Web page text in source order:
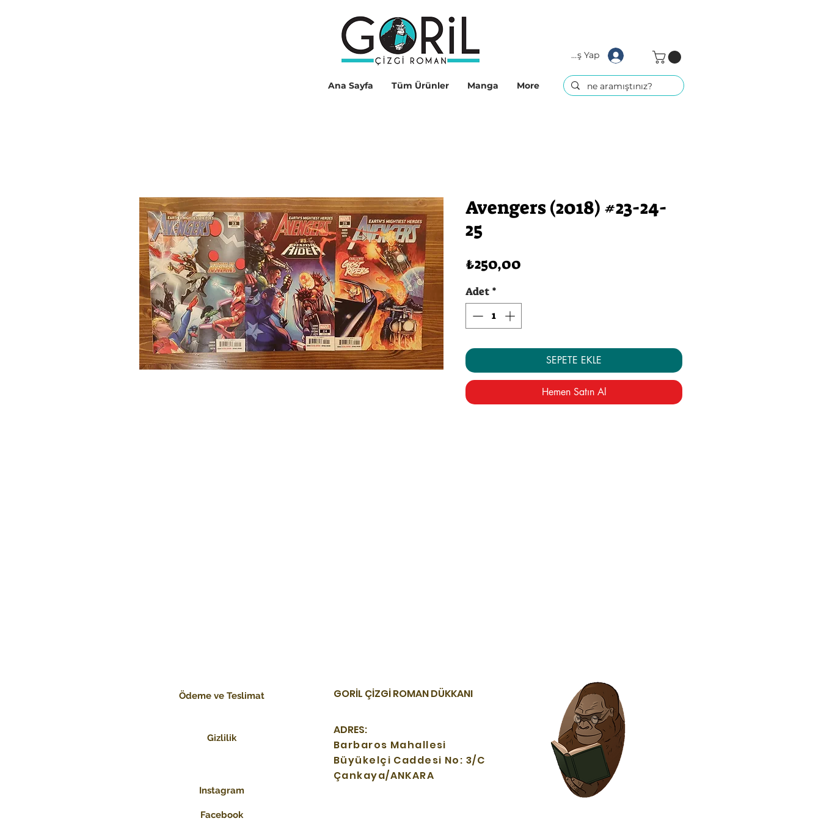
Ana Sayfa Tüm Ürünler Manga More
Giriş Yap
Avengers (2018) #23-24-
25
₺250,00
Adet *
SEPETE EKLE
Hemen Satın Al
Ödeme ve Teslimat
Gizlilik
Instagram
Facebook
GORİL ÇİZGİ ROMAN DÜKKANI
ADRES:
Barbaros Mahallesi
Büyükelçi Caddesi No: 3/C
Çankaya/ANKARA